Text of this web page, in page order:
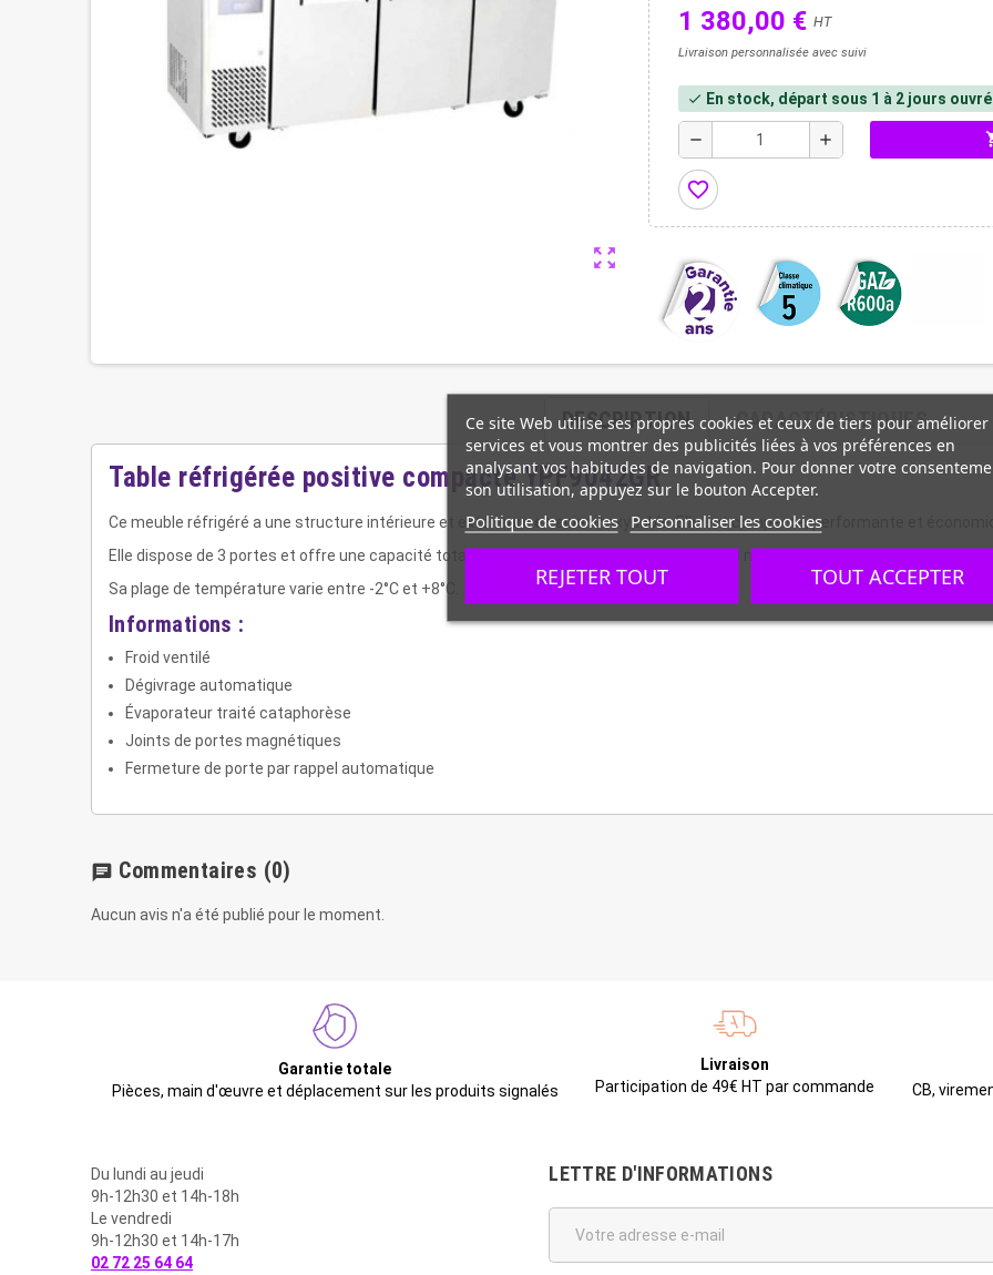
zoom_out_map
1 380,00 € HT
Livraison personnalisée avec suivi
check En stock, départ sous 1 à 2 jours
remove add
favorite_border
DESCRIPTION CARACTÉRISTIQUES
Table réfrigérée positive compacte YPF9042GR
Ce meuble réfrigéré a une structure intérieure et extérieure en acier inoxydable. Elle est compacte, performante et
Elle dispose de 3 portes et offre une capacité totale de 470 L pour une profondeur de 700 mm.
Sa plage de température varie entre -2°C et +8°C.
Informations :
Froid ventilé
Dégivrage automatique
Évaporateur traité cataphorèse
Joints de portes magnétiques
Fermeture de porte par rappel automatique
chat Commentaires (0)
Aucun avis n'a été publié pour le moment.
Garantie totale
Pièces, main d'œuvre et déplacement sur les produits signalés
Livraison
Participation de 49€ HT par commande
CB,
Du lundi au jeudi
9h-12h30 et 14h-18h
Le vendredi
9h-12h30 et 14h-17h
02 72 25 64 64
LETTRE D'INFORMATIONS
Ce site Web utilise ses propres cookies et ceux de tiers pour améliorer
services et vous montrer des publicités liées à vos préférences en
analysant vos habitudes de navigation. Pour donner votre
son utilisation, appuyez sur le bouton Accepter.
Politique de cookies Personnaliser les cookies
REJETER TOUT TOUT ACCEPTER